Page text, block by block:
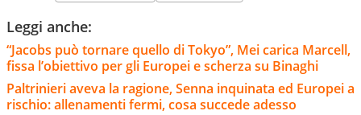
Leggi anche:
“Jacobs può tornare quello di Tokyo”, Mei carica Marcell,
fissa l’obiettivo per gli Europei e scherza su Binaghi
Paltrinieri aveva la ragione, Senna inquinata ed Europei a
rischio: allenamenti fermi, cosa succede adesso